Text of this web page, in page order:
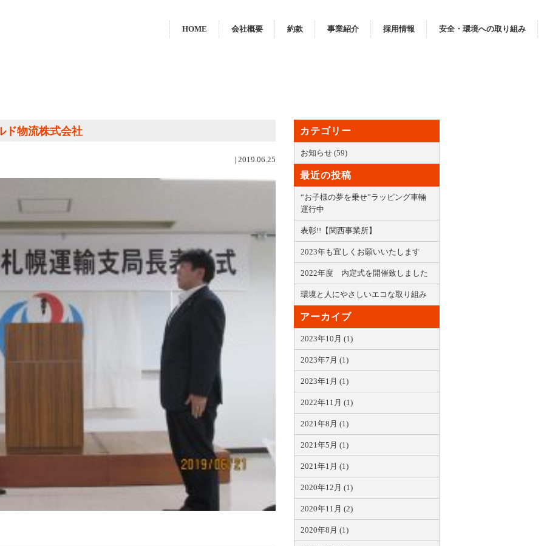
HOME 会社概要 約款 事業紹介 採用情報 安全・環境への取り組み
ド物流株式会社
| 2019.06.25
カテゴリー
お知らせ (59)
最近の投稿
“お子様の夢を乗せ”ラッピング車輛
運行中
表彰!!【関西事業所】
2023年も宜しくお願いいたします
2022年度 内定式を開催致しました
環境と人にやさしいエコな取り組み
アーカイブ
2023年10月 (1)
2023年7月 (1)
2023年1月 (1)
2022年11月 (1)
2021年8月 (1)
2021年5月 (1)
2021年1月 (1)
2020年12月 (1)
2020年11月 (2)
2020年8月 (1)